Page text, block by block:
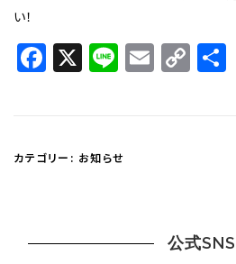
い！
Facebook
X LineEmail
Link
カテゴリー: お知らせ
公式SNS